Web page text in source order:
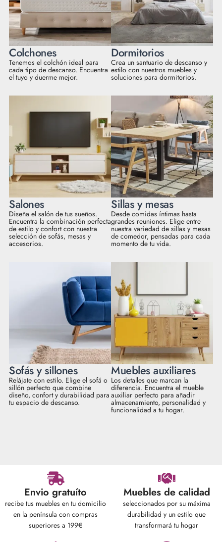
Colchones
Tenemos el colchón ideal para
cada tipo de descanso. Encuentra
el tuyo y duerme mejor.
Dormitorios
Crea un santuario de descanso y
estilo con nuestros muebles y
soluciones para dormitorios.
Salones
Diseña el salón de tus sueños.
Encuentra la combinación perfecta
de estilo y confort con nuestra
selección de sofás, mesas y
accesorios.
Sillas y mesas
Desde comidas íntimas hasta
grandes reuniones. Elige entre
nuestra variedad de sillas y mesas
de comedor, pensadas para cada
momento de tu vida.
Sofás y sillones
Relájate con estilo. Elige el sofá o
sillón perfecto que combine
diseño, confort y durabilidad para
tu espacio de descanso.
Muebles auxiliares
Los detalles que marcan la
diferencia. Encuentra el mueble
auxiliar perfecto para añadir
almacenamiento, personalidad y
funcionalidad a tu hogar.
Envio gratuíto
recibe tus muebles en tu domicilio
en la península con compras
superiores a 199€
Muebles de calidad
seleccionados por su máxima
durabilidad y un estilo que
transformará tu hogar